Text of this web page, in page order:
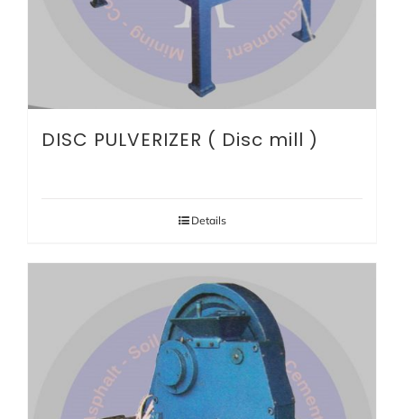
DISC PULVERIZER ( Disc mill )
Details